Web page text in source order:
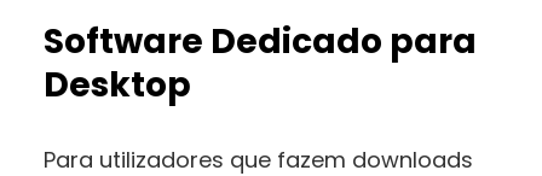
Software Dedicado para
Desktop
Para utilizadores que fazem downloads